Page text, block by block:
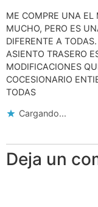
ME COMPRE UNA EL
MUCHO, PERO ES
DIFERENTE A
ASIENTO TRASERO
MODIFICACIONES
COCESIONARIO
TODAS
Cargando...
Deja un